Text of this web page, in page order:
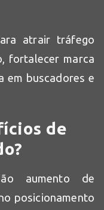
atrair tráfego
fortalecer marca
em buscadores e
de
aumento de
posicionamento